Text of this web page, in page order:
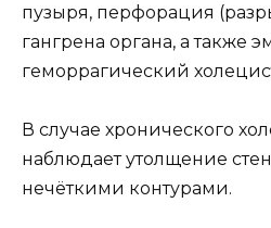
пузыря, перфорация
гангрена органа, а также
геморрагический
В случае хронического
наблюдает утолщение
нечёткими контурами.